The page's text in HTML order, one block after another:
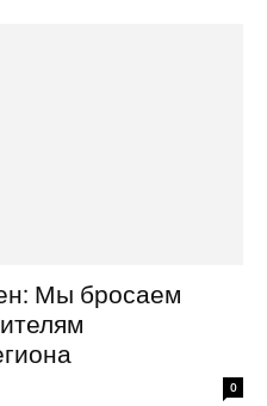
Мы бросаем
0